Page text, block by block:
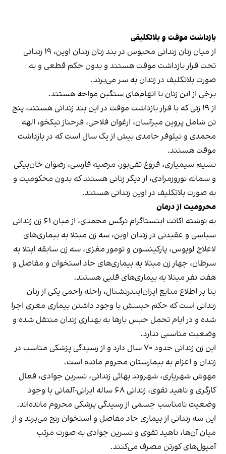
بازداشت موقت و بلاتکلیفی
از میان زنان زندانی محبوس در بند زنان زندان اوین، ۱۹ زندانی
تحت قرار بازداشت موقت هستند و بدون حکم قطعی و به
صورت بلاتکلیف در زندان به سر می‌برند.
برخی از این زنان با اتهام‌های سنگین مواجه هستند.
از ۱۹ زنی که با قرار بازداشت موقت در این بند زندانی هستند، پنج
تن شامل پروین میرآسان، ارغوان فلاحی، فرحناز نیکخو، الهه
محمدی و نیلوفر حامدی بیش از یک سال است که در بازداشت
موقت هستند.
نسیم سیمیاری، فروغ تقی‌پور، مرضیه فارسی، رضوان خان‌بیگی
و سمانه نوروزمرادی، از دیگر زنانی هستند که بدون محکومیت و
به صورت بلاتکلیف در اوین زندانی هستند.
محرومیت از درمان
به نوشته اکانت اینستاگرام نرگس محمدی، از میان ۶۱ زن زندانی
سیاسی و عقیدتی در زندان اوین، سه زن مبتلا به بیماری‌های
لاعلاج لوپوس، پارکینسون و تومور مغزی، سه زن سابقه ابتلا به
سرطان، چهار زن مبتلا به بیماری‌های حاد استخوان و مفاصل و
هفت نفر مبتلا به بیماری‌های قلبی هستند.
بنا بر اطلاع منابع ایران‌اینترنشنال، راحله راحمی یکی از زنان
زندانی است که حکم حبسش با وجود داشتن بیماری مغزی اجرا
شده و در ایام تحمل حبس بارها به بهداری زندان منتقل شده و
وضعیت مناسبی ندارد.
این زن زندانی حدود ۷۰ سال دارد و از رسیدگی پزشکی مناسب در
زندان و اعزام به بیمارستان محروم مانده است.
مهوش شهریاری، شهروند بهائی زندانی، نسرین جوادی، فعال
کارگری و ناهید تقوی، زندانی ۶۸ ساله ایرانی-آلمانی با وجود
وضعیت نامناسب جسمی از رسیدگی پزشکی محروم مانده‌اند.
این سه زندانی از بیماری حاد مفاصل و استخوان رنج می‌برند و از
میان آن‌ها، ناهید تقوی و نسرین جوادی به صورت مرتب
آمپول‌های کورتن مصرف می‌کنند.